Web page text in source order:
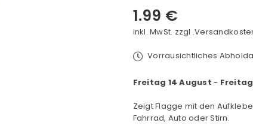
Normaler
Preis
1.99 €
inkl. MwSt. zzgl .
Vorrausichtliches
Freitag 14 August -
Zeigt Flagge mit den
Fahrrad, Auto oder Stirn.